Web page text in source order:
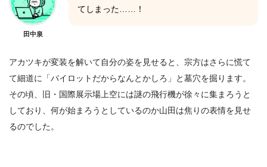
田中泉
てしまった……！
アカツキが変装を解いて自分の姿を見せると、宗方はさらに慌て
て細道に「パイロットだからなんとかしろ」と墓穴を掘ります。
その頃、旧・国際展示場上空には謎の飛行機が徐々に集まろうと
しており、何が始まろうとしているのか山田は焦りの表情を見せ
るのでした。